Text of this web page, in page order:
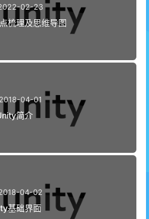
02-23
梳理及思维导图
04-01
简介
04-02
基础界面